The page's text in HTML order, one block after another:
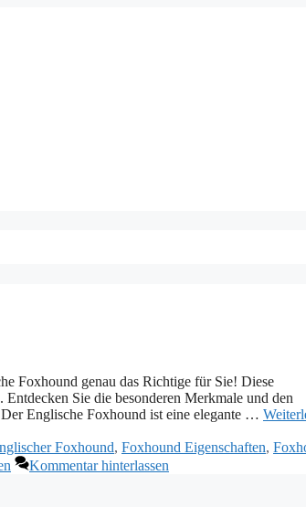
Foxhound genau das Richtige für Sie! Diese
Entdecken Sie die besonderen Merkmale und den
Englische Foxhound ist eine elegante …
Foxhound, Foxhound Eigenschaften,
Kommentar hinterlassen